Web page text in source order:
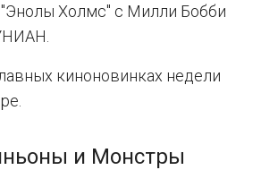
"Энолы Холмс" с Милли Бобби
киноновинках недели
и Монстры